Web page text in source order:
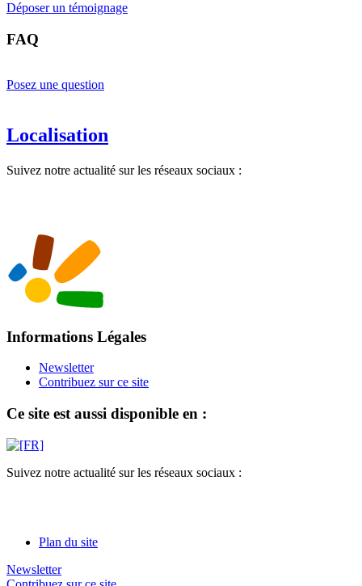
Déposer un témoignage
FAQ
Posez une question
Localisation
Suivez notre actualité sur les réseaux sociaux :
Informations Légales
Newsletter
Contribuez sur ce site
Ce site est aussi disponible en :
Suivez notre actualité sur les réseaux sociaux :
Plan du site
Newsletter